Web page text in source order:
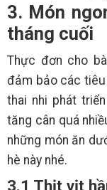
3. Món
tháng cuối
Thực đơn cho
đảm bảo các
thai nhi phát
tăng cân quá
những món ăn
hè này nhé.
3.1 Thịt vịt